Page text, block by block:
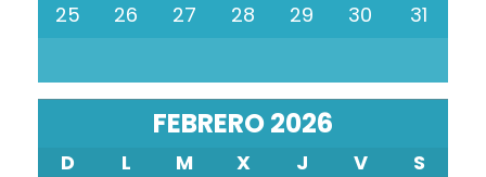
25
26 27 28 29 30 31
FEBRERO 2026
D L M X J V
S